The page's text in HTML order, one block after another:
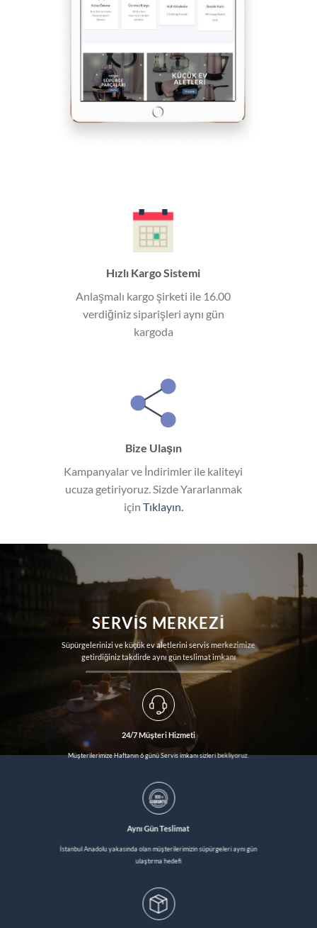
Hızlı Kargo Sistemi
Anlaşmalı kargo şirketi ile 16.00
verdiğiniz siparişleri aynı gün
kargoda
Bize Ulaşın
Kampanyalar ve İndirimler ile kaliteyi
ucuza getiriyoruz. Sizde Yararlanmak
için Tıklayın.
SERVIS MERKEZI
Süpürgelerinizi ve küçük ev aletlerini servis merkezimize
getirdiğiniz takdirde aynı gün teslimat imkanı
24/7 Müşteri Hizmeti
Müşterilerimize Haftanın 6 günü Servis imkanı sizleri bekliyoruz.
Aynı Gün Teslimat
İstanbul Anadolu yakasında olan müşterilerimizin süpürgeleri aynı gün
ulaştırma hedefi